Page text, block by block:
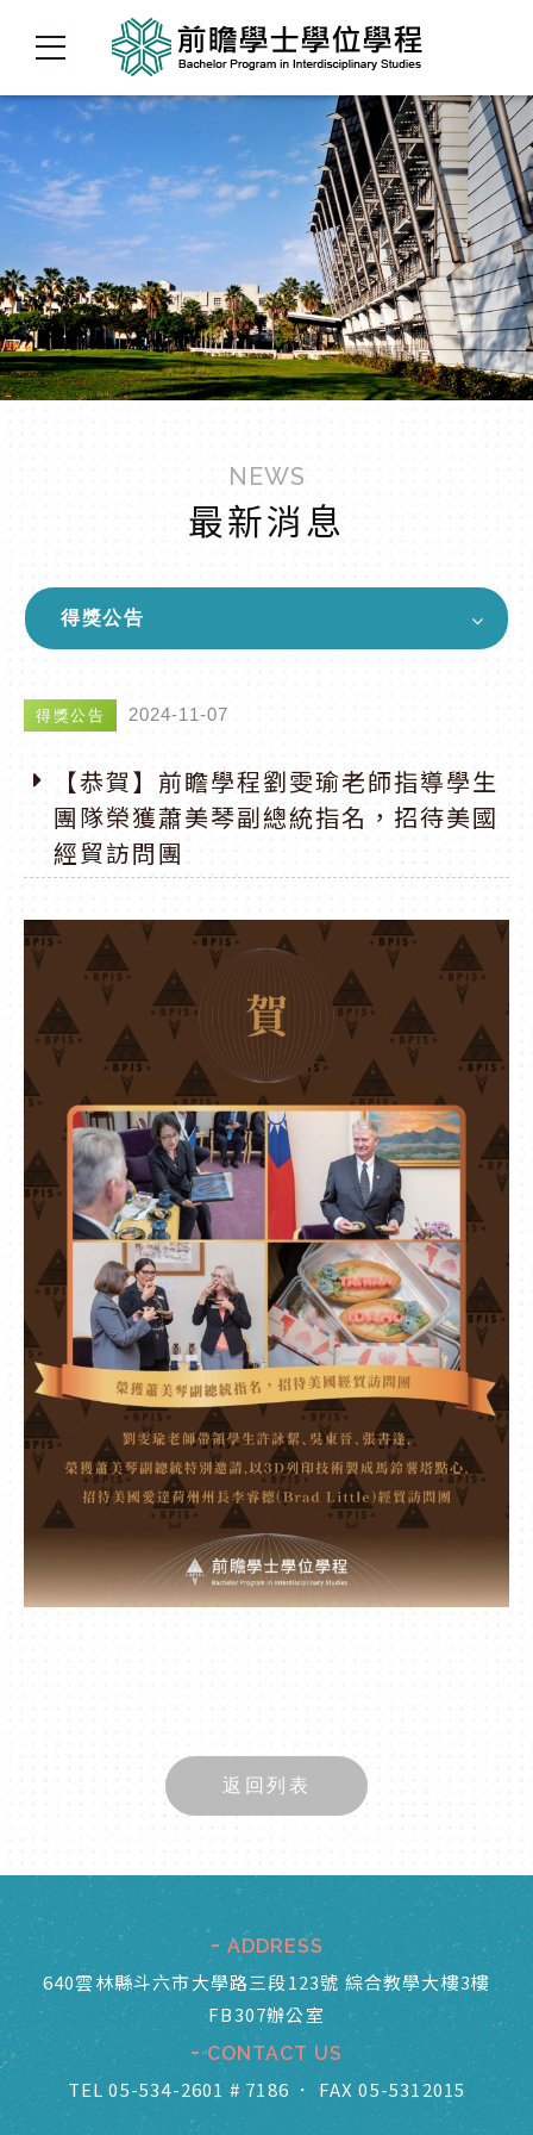
NEWS
最新消息
得獎公告
得獎公告 2024-11-07
【恭賀】前瞻學程劉雯瑜老師指導學生
團隊榮獲蕭美琴副總統指名，招待美國
經貿訪問團
返回列表
ADDRESS
640雲林縣斗六市大學路三段123號 綜合教學大樓3樓
FB307辦公室
CONTACT US
TEL 05-534-2601 # 7186 ． FAX 05-5312015